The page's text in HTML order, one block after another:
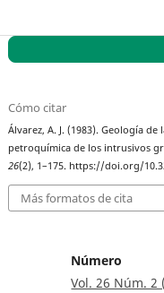
Cómo citar
Álvarez, A. J. (1983). Geología
petroquímica de los intrusivos
26(2), 1–175. https://doi.org/
Más formatos de cita
Número
Vol. 26 Núm. 2